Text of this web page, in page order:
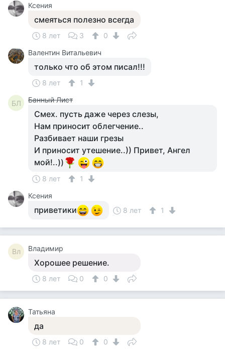
Ксения
смеяться полезно всегда
8 лет 3
0
Валентин Витальевич
только что об этом писал!!!
8 лет 1
БЛ Банный Лист
Смех. пусть даже через слезы,
Нам приносит облегчение..
Разбивает наши грезы
И приносит утешение..)) Привет, Ангел
мой!..))
8 лет
1
Ксения
приветики 8 лет 1
Вл Владимир
Хорошее решение.
8 лет 0 0
Татьяна
да
8 лет 0 0